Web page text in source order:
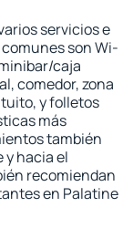
servicios e
son Wi-
caja
comedor, zona
y folletos
más
también
hacia el
recomiendan
en Palatine